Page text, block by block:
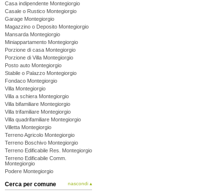
Casa indipendente Montegiorgio
Casale o Rustico Montegiorgio
Garage Montegiorgio
Magazzino o Deposito Montegiorgio
Mansarda Montegiorgio
Miniappartamento Montegiorgio
Porzione di casa Montegiorgio
Porzione di Villa Montegiorgio
Posto auto Montegiorgio
Stabile o Palazzo Montegiorgio
Fondaco Montegiorgio
Villa Montegiorgio
Villa a schiera Montegiorgio
Villa bifamiliare Montegiorgio
Villa trifamiliare Montegiorgio
Villa quadrifamiliare Montegiorgio
Villetta Montegiorgio
Terreno Agricolo Montegiorgio
Terreno Boschivo Montegiorgio
Terreno Edificabile Res. Montegiorgio
Terreno Edificabile Comm.
Montegiorgio
Podere Montegiorgio
Cerca per comune nascondi ▴